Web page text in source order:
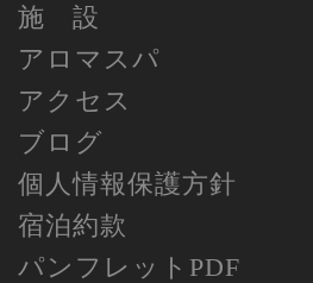
施 設
アロマスパ
アクセス
ブログ
個人情報保護方針
宿泊約款
パンフレットPDF